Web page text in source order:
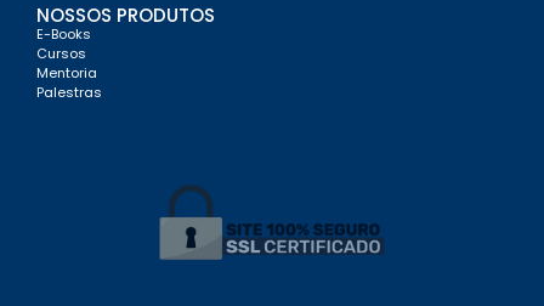
NOSSOS PRODUTOS
E-Books
Cursos
Mentoria
Palestras